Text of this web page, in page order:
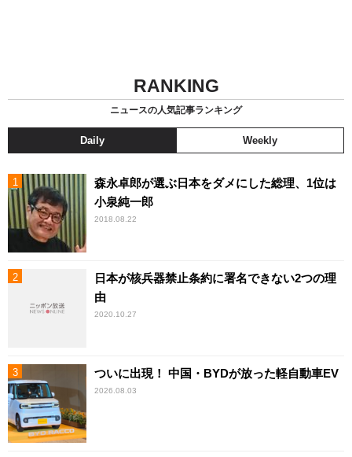
RANKING
ニュースの人気記事ランキング
Daily Weekly
森永卓郎が選ぶ日本をダメにした総理、1位は
小泉純一郎
2018.08.22
日本が核兵器禁止条約に署名できない2つの理
由
2020.10.27
ついに出現！ 中国・BYDが放った軽自動車EV
2026.08.03